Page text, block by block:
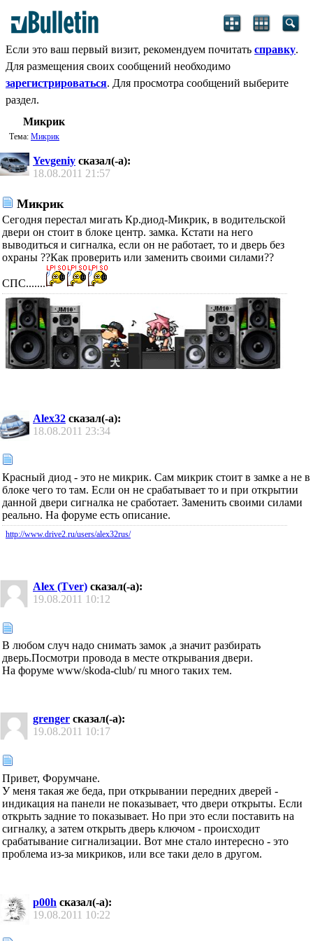
Если это ваш первый визит, рекомендуем почитать справку.
Для размещения своих сообщений необходимо
зарегистрироваться. Для просмотра сообщений выберите
раздел.
Микрик
Тема: Микрик
Yevgeniy сказал(-а):
18.08.2011 21:57
Микрик
Сегодня перестал мигать Кр.диод-Микрик, в водительской
двери он стоит в блоке центр. замка. Кстати на него
выводиться и сигналка, если он не работает, то и дверь без
охраны ??Как проверить или заменить своими силами??
СПС.......
Alex32 сказал(-а):
18.08.2011 23:34
Красный диод - это не микрик. Сам микрик стоит в замке а не в
блоке чего то там. Если он не срабатывает то и при открытии
данной двери сигналка не сработает. Заменить своими силами
реально. На форуме есть описание.
http://www.drive2.ru/users/alex32rus/
Alex (Tver) сказал(-а):
19.08.2011 10:12
В любом случ надо снимать замок ,а значит разбирать
дверь.Посмотри провода в месте открывания двери.
На форуме www/skoda-club/ ru много таких тем.
grenger сказал(-а):
19.08.2011 10:17
Привет, Форумчане.
У меня такая же беда, при открывании передних дверей -
индикация на панели не показывает, что двери открыты. Если
открыть задние то показывает. Но при это если поставить на
сигналку, а затем открыть дверь ключом - происходит
срабатывание сигнализации. Вот мне стало интересно - это
проблема из-за микриков, или все таки дело в другом.
p00h сказал(-а):
19.08.2011 10:22